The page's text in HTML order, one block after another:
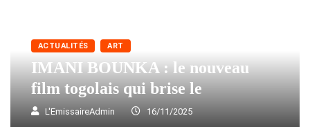
ACTUALITÉS ART
IMANI BOUNKA : le nouveau
film togolais qui brise le
L'EmissaireAdmin 16/11/2025